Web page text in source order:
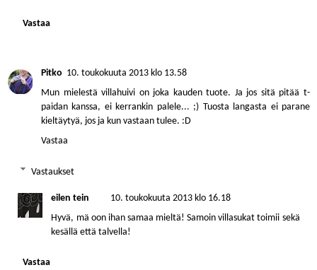
Vastaa
Pitko 10. toukokuuta 2013 klo 13.58
Mun mielestä villahuivi on joka kauden tuote. Ja jos sitä pitää t-
paidan kanssa, ei kerrankin palele... ;) Tuosta langasta ei parane
kieltäytyä, jos ja kun vastaan tulee. :D
Vastaa
Vastaukset
eilen tein
10. toukokuuta 2013 klo 16.18
Hyvä, mä oon ihan samaa mieltä! Samoin villasukat toimii sekä
kesällä että talvella!
Vastaa